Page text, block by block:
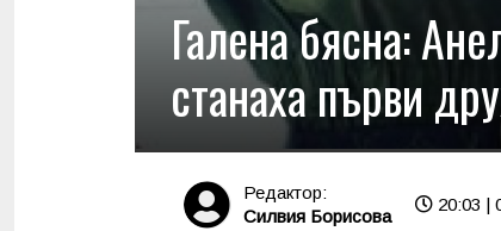
Галена бясна:
станаха първи
Редактор:
Силвия Борисова
20:03 |